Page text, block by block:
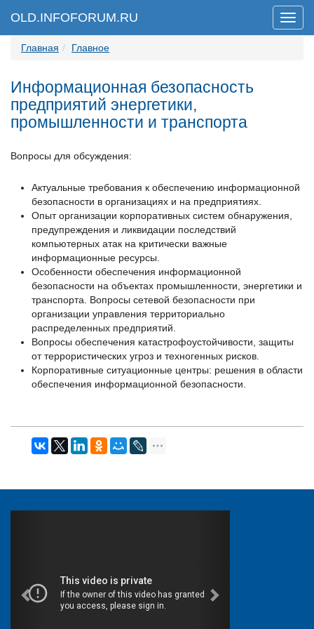
Меню
OLD.INFOFORUM.RU
Главная Главное
Информационная безопасность
предприятий энергетики,
промышленности и транспорта
Вопросы для обсуждения:
Актуальные требования к обеспечению информационной
безопасности в организациях и на предприятиях.
Опыт организации корпоративных систем обнаружения,
предупреждения и ликвидации последствий
компьютерных атак на критически важные
информационные ресурсы.
Особенности обеспечения информационной
безопасности на объектах промышленности, энергетики и
транспорта. Вопросы сетевой безопасности при
организации управления территориально
распределенных предприятий.
Вопросы обеспечения катастрофоустойчивости, защиты
от террористических угроз и техногенных рисков.
Корпоративные ситуационные центры: решения в области
обеспечения информационной безопасности.